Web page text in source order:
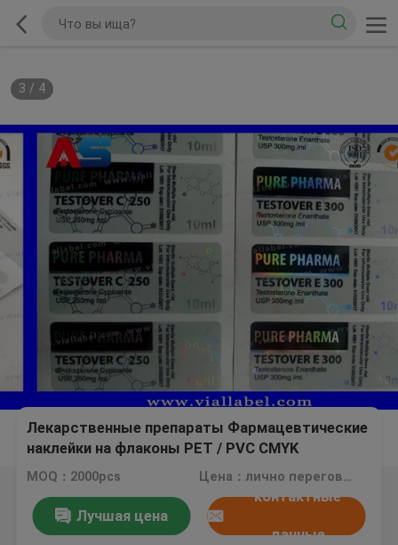
3 / 4
Лекарственные препараты Фармацевтические
наклейки на флаконы PET / PVC CMYK
стеклянные бутылки
MOQ：2000pcs Цена：лично переговорить
Лучшая цена
контактные
данные